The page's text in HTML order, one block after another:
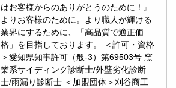
はお客様からのありがとうのために！』
よりお客様のために。より職人が輝ける
業界にするために、「高品質で適正価
格」を目指しております。 ＜許可・資格
＞愛知県知事許可（般-3）第69503号 窯
業系サイディング診断士/外壁劣化診断
士/雨漏り診断士 ＜加盟団体＞刈谷商工